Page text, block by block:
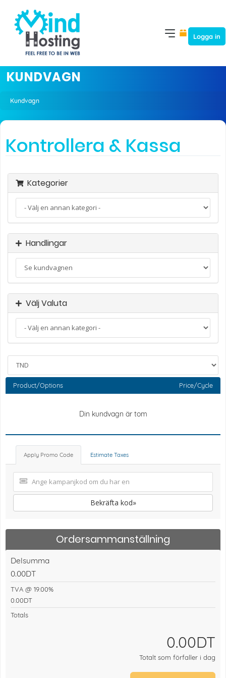
Logga in
KUNDVAGN
Kundvagn
Kontrollera & Kassa
Kategorier
Handlingar
Välj Valuta
Product/Options Price/Cycle
Din kundvagn är tom
Apply Promo Code Estimate Taxes
Bekräfta kod»
Ordersammanställning
Delsumma
0.00DT
TVA @ 19.00%
0.00DT
Totals
0.00DT
Totalt som förfaller i dag